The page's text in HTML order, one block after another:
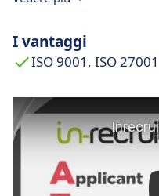
Cooloqui online
I vantaggi
ISO 9001, ISO 27001